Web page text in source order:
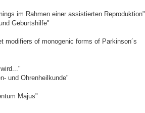
im Rahmen einer assistierten Reproduktion"
Geburtshilfe"
modifiers of monogenic forms of Parkinson´s
und Ohrenheilkunde"
Majus"